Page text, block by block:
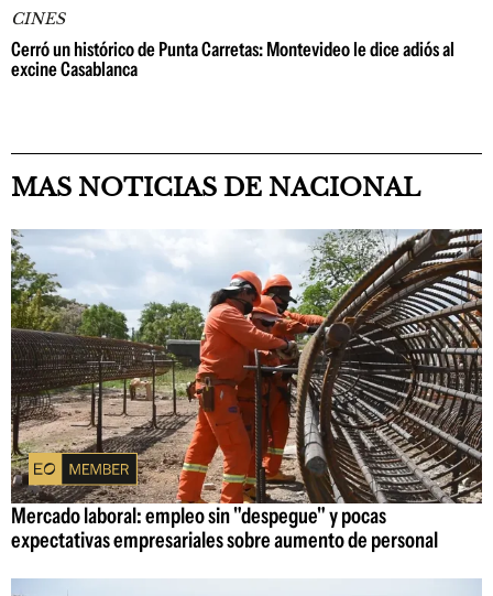
CINES
Cerró un histórico de Punta Carretas: Montevideo le dice adiós al
excine Casablanca
MAS NOTICIAS DE NACIONAL
Mercado laboral: empleo sin "despegue" y pocas
expectativas empresariales sobre aumento de personal